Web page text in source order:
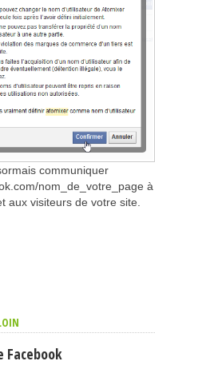
communiquer
nom_de_votre_page à
aux visiteurs de votre site.
Facebook